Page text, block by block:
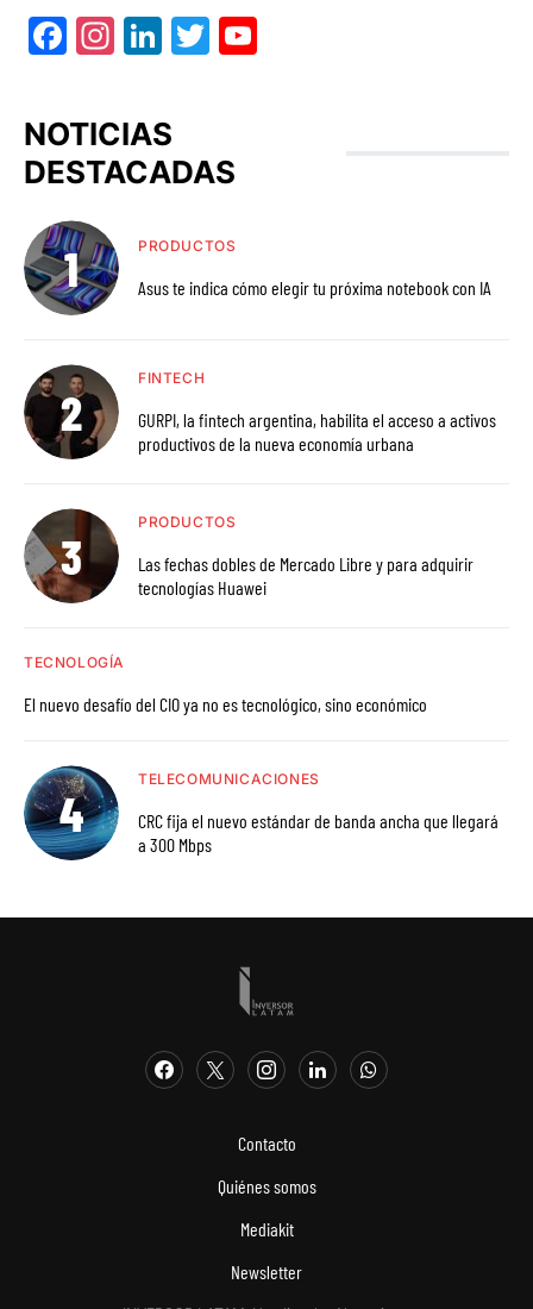
Facebook
Instagram
LinkedIn
Twitter
NOTICIAS
DESTACADAS
PRODUCTOS
Asus te indica cómo elegir tu próxima notebook con IA
FINTECH
GURPI, la fintech argentina, habilita el acceso a activos
productivos de la nueva economía urbana
PRODUCTOS
Las fechas dobles de Mercado Libre y para adquirir
tecnologías Huawei
TECNOLOGÍA
El nuevo desafío del CIO ya no es tecnológico, sino económico
TELECOMUNICACIONES
CRC fija el nuevo estándar de banda ancha que llegará
a 300 Mbps
Contacto
Quiénes somos
Mediakit
Newsletter